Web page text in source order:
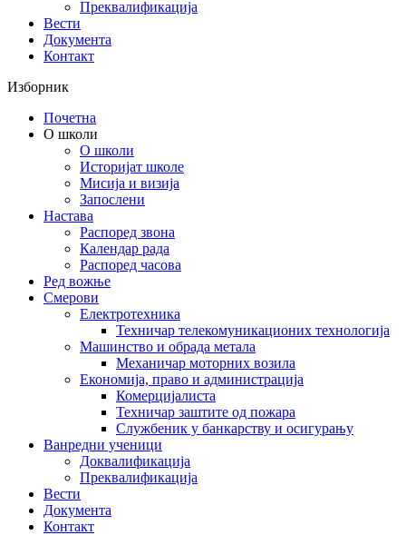
Преквалификација
Вести
Документа
Контакт
Изборник
Почетна
О школи
О школи
Историјат школе
Мисија и визија
Запослени
Настава
Распоред звона
Календар рада
Распоред часова
Ред вожње
Смерови
Електротехника
Техничар телекомуникационих технологија
Машинство и обрада метала
Механичар моторних возила
Економија, право и администрација
Комерцијалиста
Техничар заштите од пожара
Службеник у банкарству и осигурању
Ванредни ученици
Доквалификација
Преквалификација
Вести
Документа
Контакт